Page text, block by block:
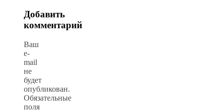
Добавить
комментарий
Ваш
e-
mail
не
будет
опубликован.
Обязательные
поля